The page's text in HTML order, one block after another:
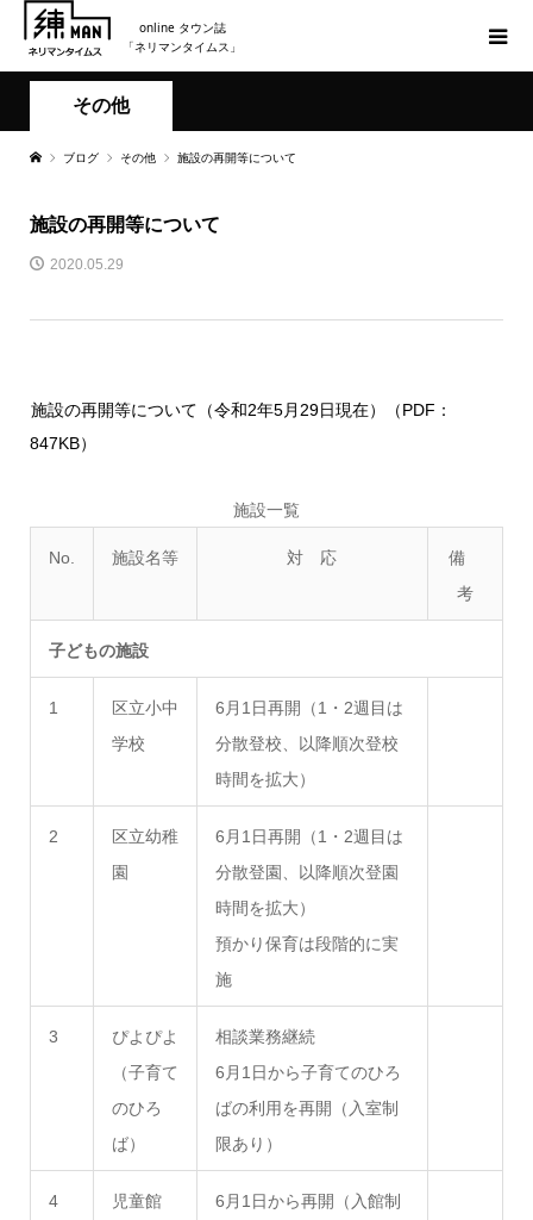
online タウン誌
「ネリマンタイムス」
その他
ブログ その他 施設の再開等について
施設の再開等について
2020.05.29
施設の再開等について（令和2年5月29日現在）（PDF：
847KB）
施設一覧
No. 施設名等 対 応
備
考
子どもの施設
1
区立小中
学校
6月1日再開（1・2週目は
分散登校、以降順次登校
時間を拡大）
2
区立幼稚
園
6月1日再開（1・2週目は
分散登園、以降順次登園
時間を拡大）
預かり保育は段階的に実
施
3
ぴよぴよ
（子育て
のひろ
ば）
相談業務継続
6月1日から子育てのひろ
ばの利用を再開（入室制
限あり）
4 児童館
6月1日から再開（入館制